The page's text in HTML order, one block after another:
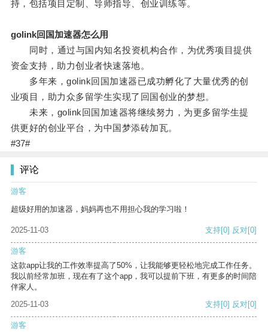
持，包括项目定制、导师指导、创业训练等。
golink回国加速器怎么用
同时，通过与国内知名投资机构合作，为优秀项目提供
资金支持，助力创业者快速落地。
多年来，golink回国加速器已成功孵化了大量优秀的创
业项目，助力众多留学生实现了回国创业的梦想。
未来，golink回国加速器将继续努力，为更多留学生提
供更好的创业平台，为中国梦添砖加瓦。
#37#
评论
游客
超级好用的加速器，妈妈再也不用担心我的学习啦！
2025-11-03 支持[0] 反对[0]
游客
这款app让我的工作效率提高了50%，让我能够更轻松地完成工作任务。
我以前经常加班，现在有了这个app，我可以提前下班，有更多的时间陪
伴家人。
2025-11-03
支持[0] 反对[0]
游客